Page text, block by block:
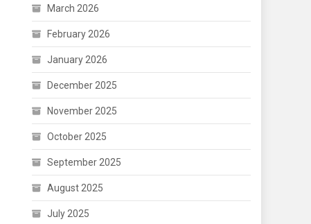
March 2026
February 2026
January 2026
December 2025
November 2025
October 2025
September 2025
August 2025
July 2025